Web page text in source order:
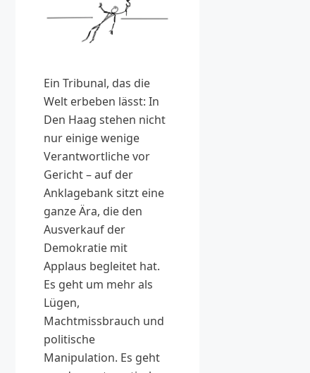
Ein Tribunal, das die
Welt erbeben lässt: In
Den Haag stehen nicht
nur einige wenige
Verantwortliche vor
Gericht – auf der
Anklagebank sitzt eine
ganze Ära, die den
Ausverkauf der
Demokratie mit
Applaus begleitet hat.
Es geht um mehr als
Lügen,
Machtmissbrauch und
politische
Manipulation. Es geht